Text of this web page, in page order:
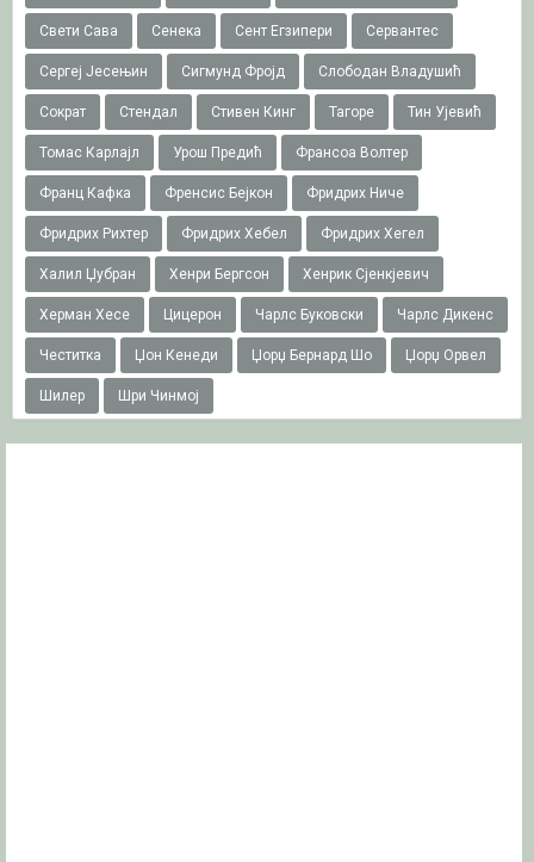
Свети Сава Сенека Сент Егзипери Сервантес
Сергеј Јесењин Сигмунд Фројд Слободан Владушић
Сократ Стендал Стивен Кинг Тагоре Тин Ујевић
Томас Карлајл Урош Предић Франсоа Волтер
Франц Кафка Френсис Бејкон Фридрих Ниче
Фридрих Рихтер Фридрих Хебел Фридрих Хегел
Халил Џубран Хенри Бергсон Хенрик Сјенкјевич
Херман Хесе Цицерон Чарлс Буковски Чарлс Дикенс
Честитка Џон Кенеди Џорџ Бернард Шо Џорџ Орвел
Шилер Шри Чинмој